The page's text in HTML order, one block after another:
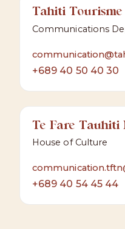
Tahiti Tourisme
Communications
+689 40 50 40 30
Te Fare Tauhiti
House of Culture
+689 40 54 45 44